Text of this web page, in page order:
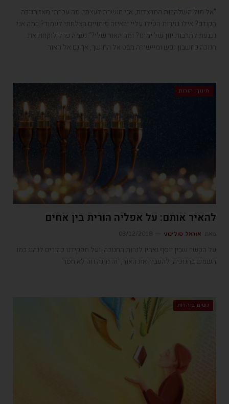
"אל מול השלהבות המרצדות, אני חושבת לעצמי: מה עברתי מאז חנוכה
הקודם? אילו גזירות הטילו עליי ובאיזה פיתויים הצלחתי לעמוד? כמה אני
נכנעת לתרבות יוון של ימינו? ומה האור שלי?" נעמה פרל לוקחת את
חנוכה כחשבון נפש ומיישירה מבט אל החושך, אך גם אל האור.
חינוך והורות
להאיר אותם: על אפליה הורית בין אחים
אוראל סולימני
על הקשר שבין יוסף ואחיו לנרות החנוכה, ועל תפקידנו כהורים לנהוג כמו
השמש בחנוכיה, להעביר את האור, 'זה נהנה וזה לא חסר'
נשים ביהדות